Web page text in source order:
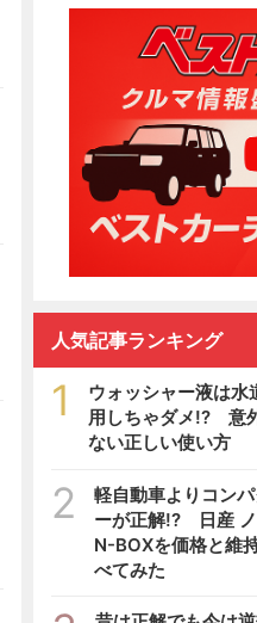
人気記事ランキング
1
ウォッシャー液は水
用しちゃダメ!? 意
ない正しい使い方
2
軽自動車よりコン
ーが正解!? 日産
N-BOXを価格と維
べてみた